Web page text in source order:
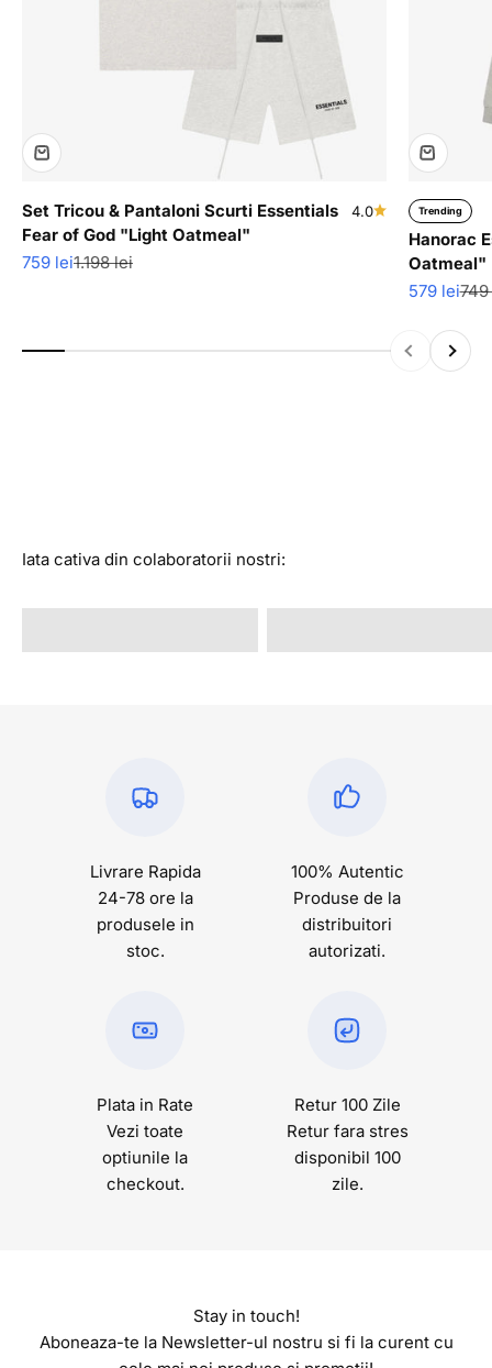
Set Tricou & Pantaloni Scurti Essentials
Fear of God "Light Oatmeal"
4.0
Pret redus
759 leiPret normal
1.198 lei
Trending
Hanorac
Oatmeal"
Pret redus
579 lei
InapoiInainte
Descopera produse cu ultimele bucati disponibile in stoc
Iata cativa din colaboratorii nostri:
Livrare Rapida
24-78 ore la
produsele in
stoc.
100% Autentic
Produse de la
distribuitori
autorizati.
Plata in Rate
Vezi toate
optiunile la
checkout.
Retur 100 Zile
Retur fara stres
disponibil 100
zile.
Stay in touch!
Aboneaza-te la Newsletter-ul nostru si fi la curent cu